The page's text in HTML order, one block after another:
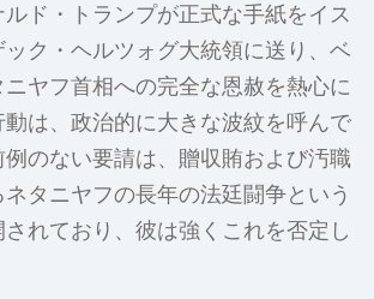
ド・トランプが正式な手紙をイス
ク・ヘルツォグ大統領に送り、ベ
ヤフ首相への完全な恩赦を熱心に
は、政治的に大きな波紋を呼んで
のない要請は、贈収賄および汚職
タニヤフの長年の法廷闘争という
れており、彼は強くこれを否定し